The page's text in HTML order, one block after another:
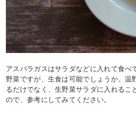
アスパラガスはサラダなどに入れて食べ
野菜ですが、生食は可能でしょうか。温
るだけでなく、生野菜サラダに入れるこ
ので、参考にしてみてください。